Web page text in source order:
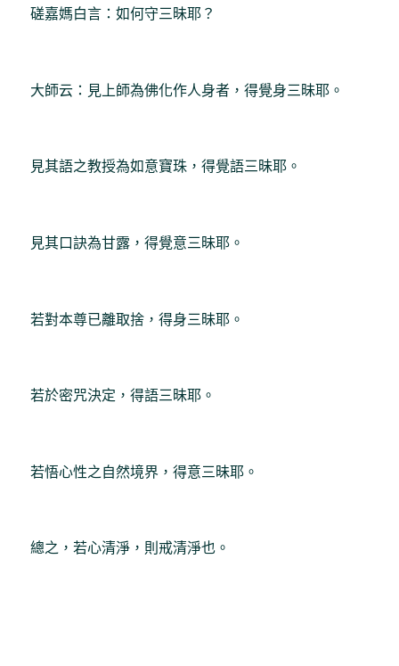
磋嘉媽白言：如何守三昧耶？
大師云：見上師為佛化作人身者，得覺身三昧耶。
見其語之教授為如意寶珠，得覺語三昧耶。
見其口訣為甘露，得覺意三昧耶。
若對本尊已離取捨，得身三昧耶。
若於密咒決定，得語三昧耶。
若悟心性之自然境界，得意三昧耶。
總之，若心清淨，則戒清淨也。